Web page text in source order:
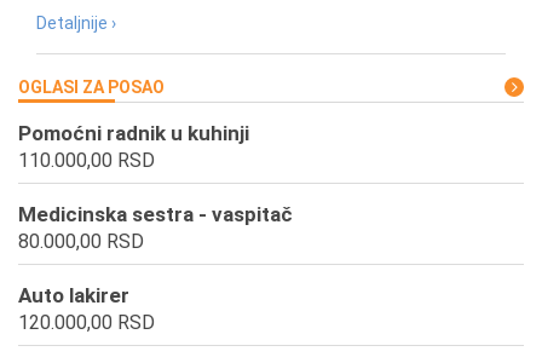
Detaljnije ›
OGLASI ZA POSAO
Pomoćni radnik u kuhinji
110.000,00 RSD
Medicinska sestra - vaspitač
80.000,00 RSD
Auto lakirer
120.000,00 RSD